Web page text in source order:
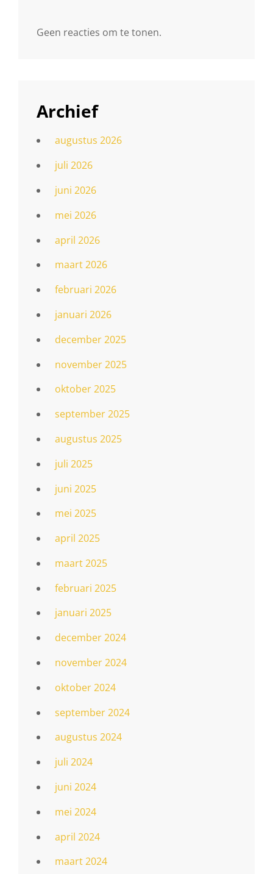
Geen reacties om te tonen.
Archief
augustus 2026
juli 2026
juni 2026
mei 2026
april 2026
maart 2026
februari 2026
januari 2026
december 2025
november 2025
oktober 2025
september 2025
augustus 2025
juli 2025
juni 2025
mei 2025
april 2025
maart 2025
februari 2025
januari 2025
december 2024
november 2024
oktober 2024
september 2024
augustus 2024
juli 2024
juni 2024
mei 2024
april 2024
maart 2024